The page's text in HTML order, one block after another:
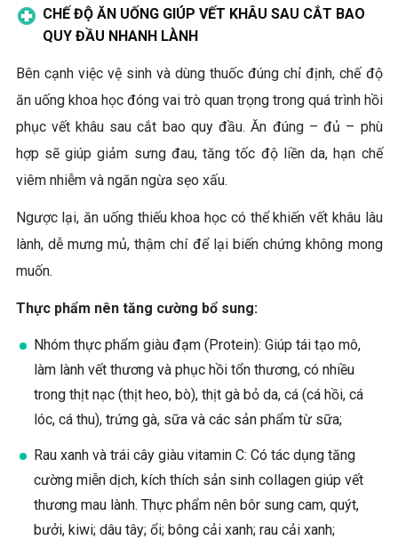
CHẾ ĐỘ ĂN UỐNG GIÚP VẾT KHÂU SAU CẮT BAO
QUY ĐẦU NHANH LÀNH
Bên cạnh việc vệ sinh và dùng thuốc đúng chỉ định, chế độ
ăn uống khoa học đóng vai trò quan trọng trong quá trình hồi
phục vết khâu sau cắt bao quy đầu. Ăn đúng – đủ – phù
hợp sẽ giúp giảm sưng đau, tăng tốc độ liền da, hạn chế
viêm nhiễm và ngăn ngừa sẹo xấu.
Ngược lại, ăn uống thiếu khoa học có thể khiến vết khâu lâu
lành, dễ mưng mủ, thậm chí để lại biến chứng không mong
muốn.
Thực phẩm nên tăng cường bổ sung:
Nhóm thực phẩm giàu đạm (Protein): Giúp tái tạo mô,
làm lành vết thương và phục hồi tổn thương, có nhiều
trong thịt nạc (thịt heo, bò), thịt gà bỏ da, cá (cá hồi, cá
lóc, cá thu), trứng gà, sữa và các sản phẩm từ sữa;
Rau xanh và trái cây giàu vitamin C: Có tác dụng tăng
cường miễn dịch, kích thích sản sinh collagen giúp vết
thương mau lành. Thực phẩm nên bôr sung cam, quýt,
bưởi, kiwi; dâu tây; ổi; bông cải xanh; rau cải xanh;